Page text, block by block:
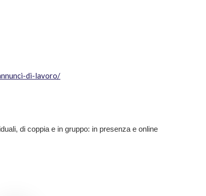
di-lavoro/
di coppia e in gruppo: in presenza e online